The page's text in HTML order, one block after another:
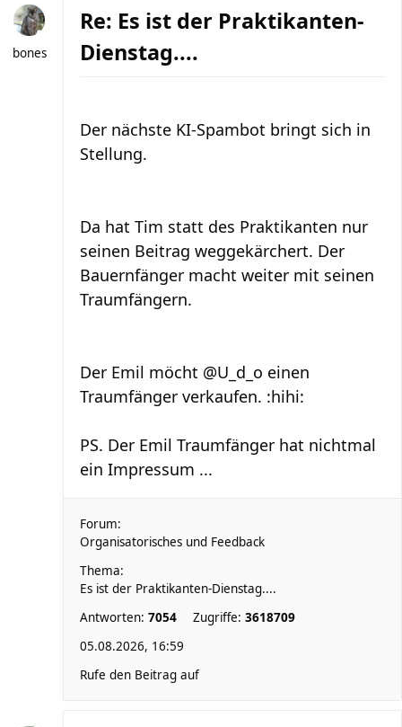
bones
Re: Es ist der Praktikanten-
Dienstag....
Der nächste KI-Spambot bringt sich in
Stellung.
Da hat Tim statt des Praktikanten nur
seinen Beitrag weggekärchert. Der
Bauernfänger macht weiter mit seinen
Traumfängern.
Der Emil möcht @U_d_o einen
Traumfänger verkaufen. :hihi:
PS. Der Emil Traumfänger hat nichtmal
ein Impressum ...
Forum:
Organisatorisches und Feedback
Thema:
Es ist der Praktikanten-Dienstag....
Antworten: 7054 Zugriffe: 3618709
05.08.2026, 16:59
Rufe den Beitrag auf